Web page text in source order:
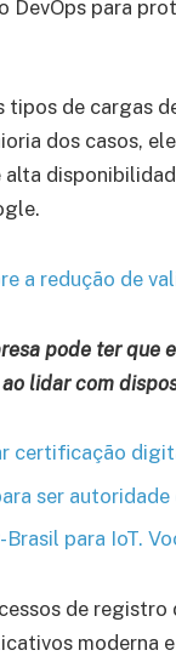
DevOps para
tipos de cargas
dos casos,
a redução de
pode ter
lidar com
certificação
ser
para IoT.
de
moderna